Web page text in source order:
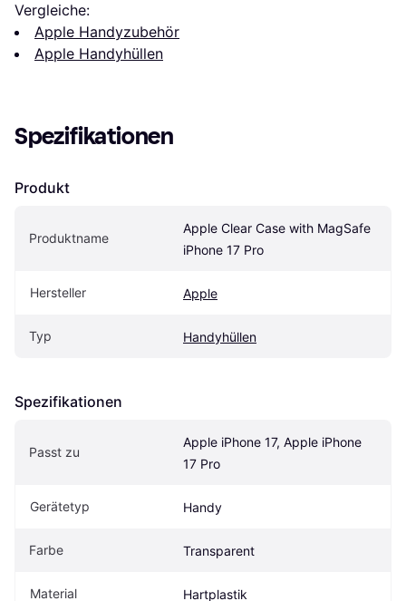
Vergleiche:
Apple Handyzubehör
Apple Handyhüllen
Spezifikationen
Produkt
Produktname
Apple Clear Case with MagSafe
iPhone 17 Pro
Hersteller Apple
Typ Handyhüllen
Spezifikationen
Passt zu
Apple iPhone 17, Apple iPhone
17 Pro
Gerätetyp Handy
Farbe Transparent
Material Hartplastik